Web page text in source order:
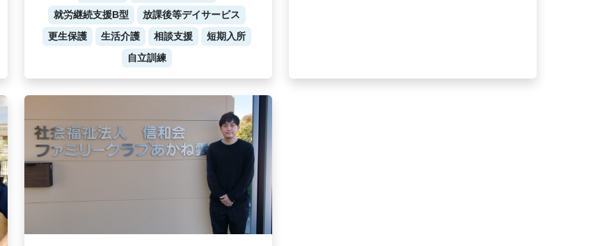
就労継続支援B型
放課後等デイサービス
更生保護
生活介護 相談支援
短期入所
自立訓練